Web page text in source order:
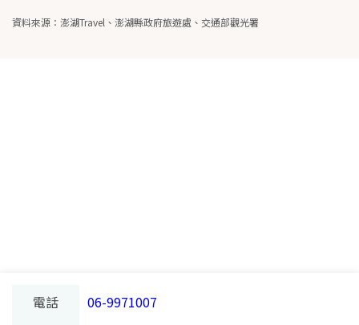
資料來源：澎湖Travel、澎湖縣政府旅遊處、交通部觀光署
電話
06-9971007